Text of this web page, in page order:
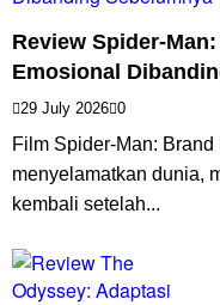
Review Spider-
Emosional
29 July 2026 0
Film Spider-Man:
menyelamatkan dunia,
kembali setelah...